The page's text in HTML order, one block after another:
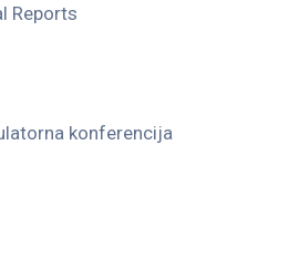
Reports
konferencija